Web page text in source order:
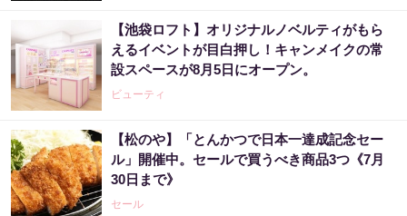
【池袋ロフト】オリジナルノベルティがもら
えるイベントが目白押し！キャンメイクの常
設スペースが8月5日にオープン。
ビューティ
【松のや】「とんかつで日本一達成記念セー
ル」開催中。セールで買うべき商品3つ《7月
30日まで》
セール